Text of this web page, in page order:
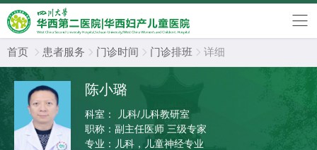
首页  患者服务  门诊时间  门诊排班  详细
陈小璐
科室：
儿科/儿科教研室
职称： 副主任医师 三级专家
专业： 儿科，儿童神经专业